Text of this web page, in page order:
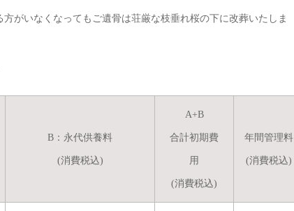
がいなくなってもご遺骨は荘厳な枝垂れ桜の下に改葬いたしま
B：永代供養料
(消費税込)
A+B
合計初期費
用
(消費税込)
年間管理料
(消費税込)